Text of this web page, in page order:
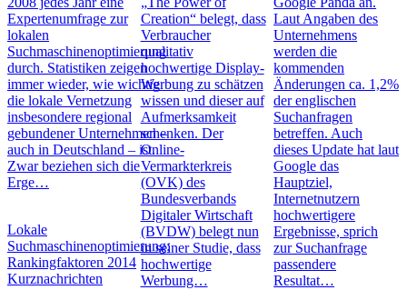
Expertenumfrage zur
lokalen
Suchmaschinenoptimierung
durch. Statistiken zeigen
immer wieder, wie wichtig
die lokale Vernetzung
insbesondere regional
gebundener Unternehmen –
auch in Deutschland – ist.
Zwar beziehen sich die
Erge…
Lokale
Suchmaschinenoptimierung:
Rankingfaktoren 2014
Kurznachrichten
Creation“ belegt, dass
Verbraucher
qualitativ
hochwertige Display-
Werbung zu schätzen
wissen und dieser auf
Aufmerksamkeit
schenken. Der
Online-
Vermarkterkreis
(OVK) des
Bundesverbands
Digitaler Wirtschaft
(BVDW) belegt nun
in seiner Studie, dass
hochwertige
Werbung…
Laut Angaben des
Unternehmens
werden die
kommenden
Änderungen ca. 1,2%
der englischen
Suchanfragen
betreffen. Auch
dieses Update hat laut
Google das
Hauptziel,
Internetnutzern
hochwertigere
Ergebnisse, sprich
zur Suchanfrage
passendere
Resultat…